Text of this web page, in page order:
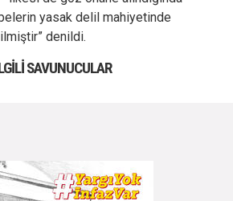
yasak delil mahiyetinde
denildi.
SAVUNUCULAR